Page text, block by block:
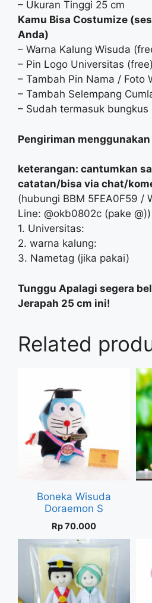
– Ukuran Tinggi 25 cm
Kamu Bisa Costumize
Anda)
– Warna Kalung Wisuda
– Pin Logo Universitas (free)
– Tambah Pin Nama / Foto
– Tambah Selempang
– Sudah termasuk bungkus
Pengiriman
keterangan: cantumkan
catatan/bisa via chat/
(hubungi BBM 5FEA0F59 /
Line: @okb0802c‬ (pake @))
1. Universitas:
2. warna kalung:
3. Nametag (jika pakai)
Tunggu Apalagi segera
Jerapah 25 cm ini!
Related
Boneka Wisuda
Doraemon S
Rp70.000